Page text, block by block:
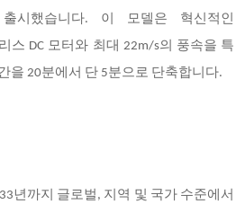
시했습니다. 이 모델은 혁신적인
스 DC 모터와 최대 22m/s의 풍속을 특
을 20분에서 단 5분으로 단축합니다.
년까지 글로벌, 지역 및 국가 수준에서